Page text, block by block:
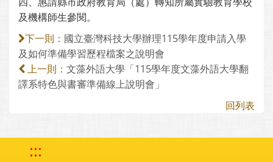
及機構師生參閱。
下一則： 國立臺灣科技大學辦理115學年度申請入學
及如何準備學習歷程檔案之說明會
上一則： 文藻外語大學「115學年度文藻外語大學翻
譯系特色與書審準備線上說明會」
回列表
:::